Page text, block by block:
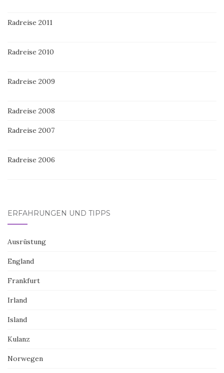
Radreise 2011
Radreise 2010
Radreise 2009
Radreise 2008
Radreise 2007
Radreise 2006
ERFAHRUNGEN UND TIPPS
Ausrüstung
England
Frankfurt
Irland
Island
Kulanz
Norwegen